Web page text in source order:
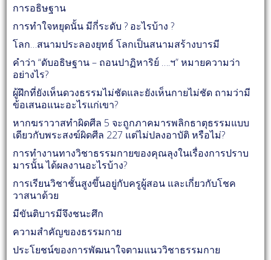
การอธิษฐาน
การทำใจหยุดนั้น มีกี่ระดับ ? อะไรบ้าง ?
โลก…สนามประลองยุทธ์ โลกเป็นสนามสร้างบารมี
คำว่า “ดับอธิษฐาน – ถอนปาฏิหาริย์ ….ฯ” หมายความว่า
อย่างไร?
ผู้ฝึกที่ยังเห็นดวงธรรมไม่ชัดและยังเห็นกายไม่ชัด ถามว่ามี
ข้อเสนอแนะอะไรแก่เขา?
หากฆราวาสทำผิดศีล 5 จะถูกภาคมารพลิกธาตุธรรมแบบ
เดียวกับพระสงฆ์ผิดศีล 227 แต่ไม่ปลงอาบัติ หรือไม่?
การทำงานทางวิชาธรรมกายของคุณลุงในเรื่องการปราบ
มารนั้น ได้ผลงานอะไรบ้าง?
การเรียนวิชาชั้นสูงขึ้นอยู่กับครูผู้สอน และเกี่ยวกับโชค
วาสนาด้วย
มีขันติบารมีจึงชนะศึก
ความสำคัญของธรรมกาย
ประโยชน์ของการพัฒนาใจตามแนววิชาธรรมกาย